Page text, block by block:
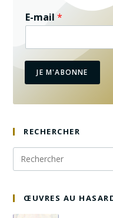
E-mail*
JE M'ABONNE
RECHERCHER
ŒUVRES AU